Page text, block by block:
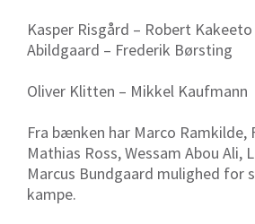
Kasper Risgård – Robert
Abildgaard – Frederik Børsting
Oliver Klitten – Mikkel Kaufmann
Fra bænken har Marco Ramkilde,
Mathias Ross, Wessam Abou Ali,
Marcus Bundgaard mulighed for
kampe.